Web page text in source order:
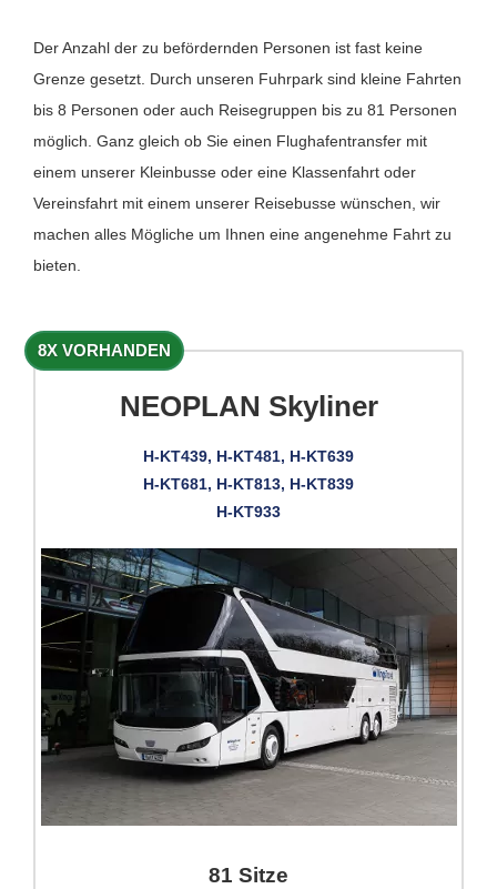
Der Anzahl der zu befördernden Personen ist fast keine
Grenze gesetzt. Durch unseren Fuhrpark sind kleine Fahrten
bis 8 Personen oder auch Reisegruppen bis zu 81 Personen
möglich. Ganz gleich ob Sie einen Flughafentransfer mit
einem unserer Kleinbusse oder eine Klassenfahrt oder
Vereinsfahrt mit einem unserer Reisebusse wünschen, wir
machen alles Mögliche um Ihnen eine angenehme Fahrt zu
bieten.
8X VORHANDEN
NEOPLAN Skyliner
H-KT439, H-KT481, H-KT639
H-KT681, H-KT813, H-KT839
H-KT933
81 Sitze